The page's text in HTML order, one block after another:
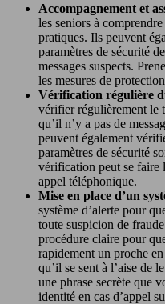
Accompagnement et
les seniors à
pratiques. Ils peuvent
paramètres de sécurité
messages suspects.
les mesures de
Vérification régulière
vérifier régulièrement le
qu’il n’y a pas de
peuvent également
paramètres de sécurité
vérification peut se faire
appel téléphonique.
Mise en place d’un
système d’alerte pour
toute suspicion de
procédure claire pour
rapidement un proche
qu’il se sent à l’aise de
une phrase secrète que
identité en cas d’appel